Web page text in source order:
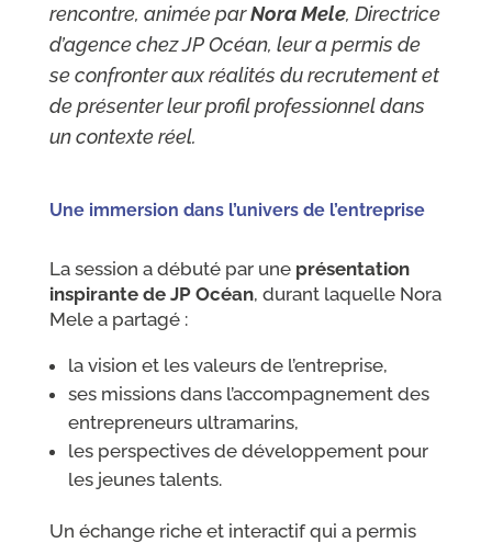
rencontre, animée parNora Mele, Directrice
d’agence chez JP Océan, leur a permis de
se confronter aux réalités du recrutement et
de présenter leur profil professionnel dans
un contexte réel.
Une immersion dans l’univers de l’entreprise
La session a débuté par une présentation
inspirante de JP Océan, durant laquelle Nora
Mele a partagé :
la vision et les valeurs de l’entreprise,
ses missions dans l’accompagnement des
entrepreneurs ultramarins,
les perspectives de développement pour
les jeunes talents.
Un échange riche et interactif qui a permis